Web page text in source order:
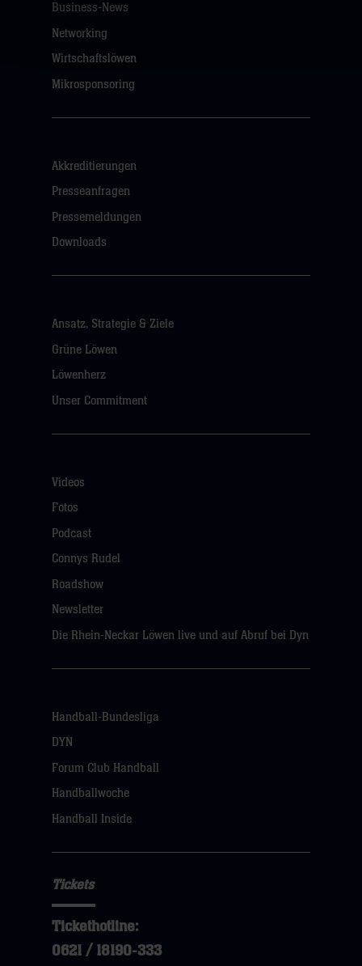
Business-News
Networking
Wirtschaftslöwen
Mikrosponsoring
Akkreditierungen
Presseanfragen
Pressemeldungen
Downloads
Ansatz, Strategie & Ziele
Grüne Löwen
Löwenherz
Unser Commitment
Videos
Fotos
Podcast
Connys Rudel
Roadshow
Newsletter
Die Rhein-Neckar Löwen live und auf Abruf bei Dyn
Handball-Bundesliga
DYN
Forum Club Handball
Handballwoche
Handball Inside
Tickets
Tickethotline:
0621 / 18190-333